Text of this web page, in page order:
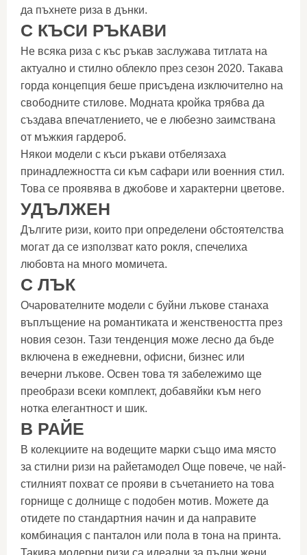
да пъхнете риза в дънки.
С КЪСИ РЪКАВИ
Не всяка риза с къс ръкав заслужава титлата на
актуално и стилно облекло през сезон 2020. Такава
горда концепция беше присъдена изключително на
свободните стилове. Модната кройка трябва да
създава впечатлението, че е любезно заимствана
от мъжкия гардероб.
Някои модели с къси ръкави отбелязаха
принадлежността си към сафари или военния стил.
Това се проявява в джобове и характерни цветове.
УДЪЛЖЕН
Дългите ризи, които при определени обстоятелства
могат да се използват като рокля, спечелиха
любовта на много момичета.
С ЛЪК
Очарователните модели с буйни лъкове станаха
въплъщение на романтиката и женствеността през
новия сезон. Тази тенденция може лесно да бъде
включена в ежедневни, офисни, бизнес или
вечерни лъкове. Освен това тя забележимо ще
преобрази всеки комплект, добавяйки към него
нотка елегантност и шик.
В РАЙЕ
В колекциите на водещите марки също има място
за стилни ризи на райетамодел Още повече, че най-
стилният похват се прояви в съчетанието на това
горнище с долнище с подобен мотив. Можете да
отидете по стандартния начин и да направите
комбинация с панталон или пола в тона на принта.
Такива модерни ризи са идеални за пълни жени,